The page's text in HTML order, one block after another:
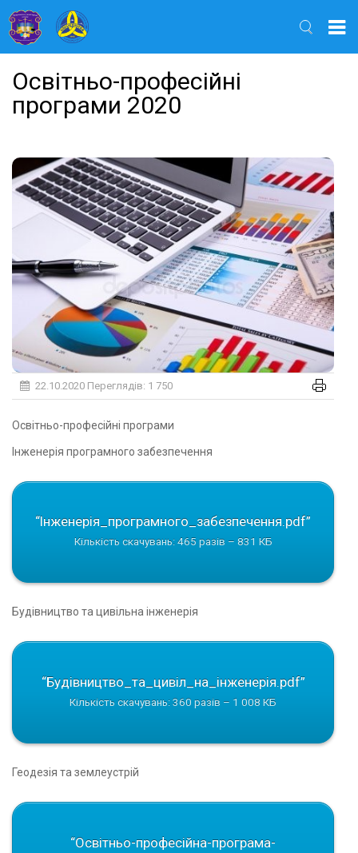
Освітньо-професійні
програми 2020
22.10.2020 Переглядів: 1 750
Освітньо-професійні програми
Iнженерiя програмного забезпечення
“Iнженерiя_програмного_забезпечення.pdf”
Кількість скачувань: 465 разів – 831 КБ
Будiвництво та цивiльна iнженерiя
“Будiвництво_та_цивiл_на_iнженерiя.pdf”
Кількість скачувань: 360 разів – 1 008 КБ
Геодезiя та землеустрiй
“Освітньо-професійна-програма-